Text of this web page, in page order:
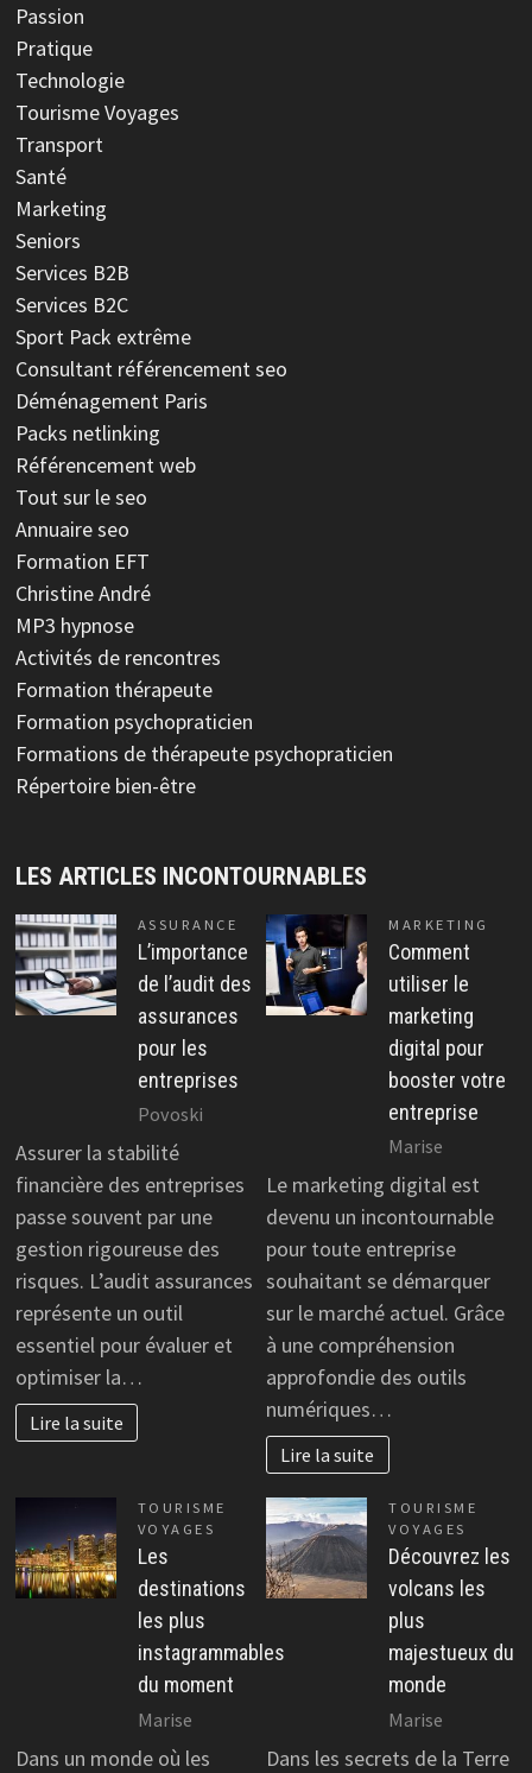
Passion
Pratique
Technologie
Tourisme Voyages
Transport
Santé
Marketing
Seniors
Services B2B
Services B2C
Sport Pack extrême
Consultant référencement seo
Déménagement Paris
Packs netlinking
Référencement web
Tout sur le seo
Annuaire seo
Formation EFT
Christine André
MP3 hypnose
Activités de rencontres
Formation thérapeute
Formation psychopraticien
Formations de thérapeute psychopraticien
Répertoire bien-être
LES ARTICLES INCONTOURNABLES
ASSURANCE
L’importance
de l’audit des
assurances
pour les
entreprises
Povoski
Assurer la stabilité
financière des entreprises
passe souvent par une
gestion rigoureuse des
risques. L’audit assurances
représente un outil
essentiel pour évaluer et
optimiser la…
Lire la suite
MARKETING
Comment
utiliser le
marketing
digital pour
booster votre
entreprise
Marise
Le marketing digital est
devenu un incontournable
pour toute entreprise
souhaitant se démarquer
sur le marché actuel. Grâce
à une compréhension
approfondie des outils
numériques…
Lire la suite
TOURISME
VOYAGES
Les
destinations
les plus
instagrammables
du moment
Marise
Dans un monde où les
TOURISME
VOYAGES
Découvrez les
volcans les
plus
majestueux du
monde
Marise
Dans les secrets de la Terre